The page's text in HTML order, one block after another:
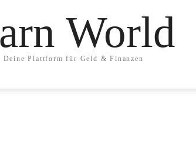
World
Deine Plattform für Geld & Finanzen